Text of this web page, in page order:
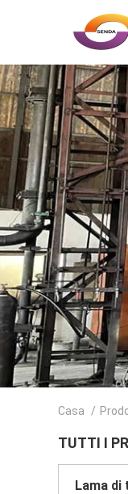
Casa /
TUTTI I
Lama di